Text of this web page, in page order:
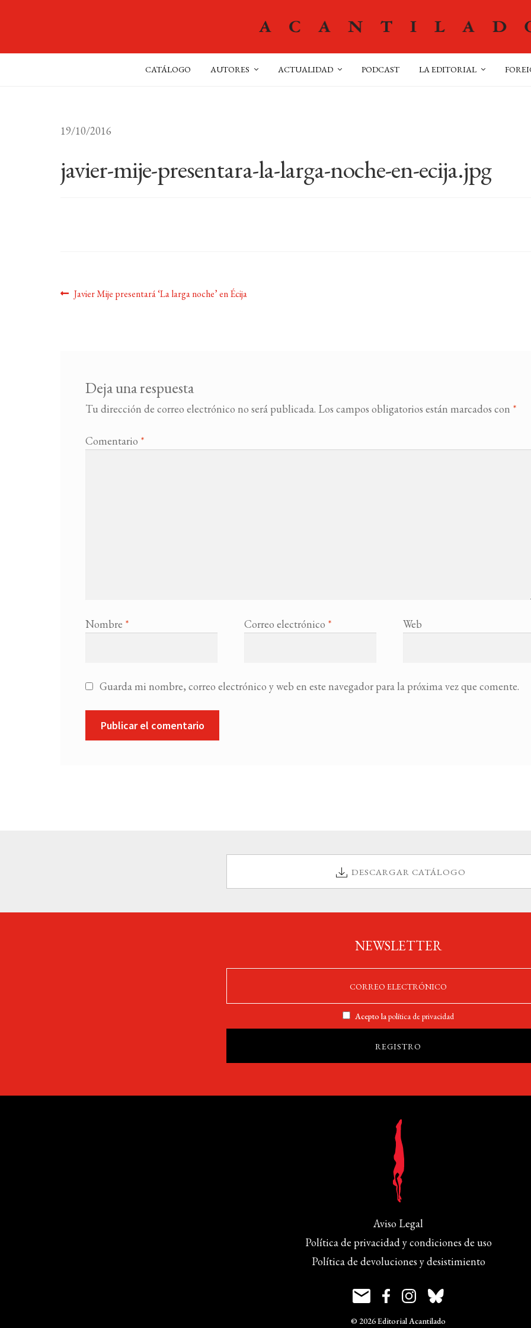
CATÁLOGO AUTORES ACTUALIDAD PODCAST LA EDITORIAL
19/10/2016
javier-mije-presentara-la-larga-noche-en-ecija.jpg
Navegación
Anterior:
Javier Mije presentará ‘La larga noche’ en Écija
Deja una respuesta
Tu dirección de correo electrónico no será publicada. Los campos obligatorios están marcados con *
Comentario *
Nombre * Correo electrónico * Web
Guarda mi nombre, correo electrónico y web en este navegador para la próxima vez que comente.
DESCARGAR CATÁLOGO
NEWSLETTER
Acepto lapolítica de privacidad
Aviso Legal
Política de privacidad y condiciones de uso
Política de devoluciones y desistimiento
© 2026 Editorial Acantilado